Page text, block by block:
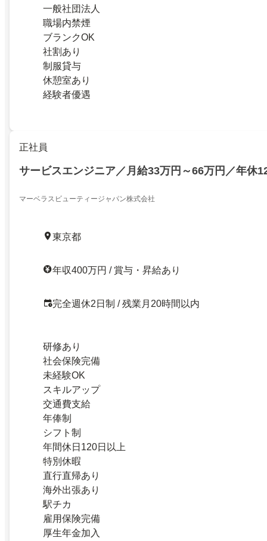
一般社団法人
職場内禁煙
ブランクOK
社割あり
制服貸与
休憩室あり
経験者優遇
正社員
サービスエンジニア／月給33万円～66万円／年休
マーベラスビューティージャパン株式会社
東京都
年収400万円 / 賞与・昇給あり
完全週休2日制 / 残業月20時間以内
研修あり
社会保険完備
未経験OK
スキルアップ
交通費支給
年俸制
シフト制
年間休日120日以上
特別休暇
直行直帰あり
海外出張あり
駅チカ
雇用保険完備
厚生年金加入